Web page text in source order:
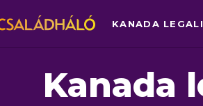
Kanada